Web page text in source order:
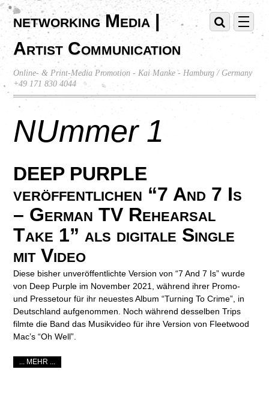
networking Media |
Artist Communication
Online- & Print-Media Promotion - Kai Manke - Hamburg / Germany
+49 171 830 4044
NUmmer 1
DEEP PURPLE
veröffentlichen “7 And 7 Is
– German TV Rehearsal
Take 1” als digitale Single
mit Video
Diese bisher unveröffentlichte Version von “7 And 7 Is” wurde
von Deep Purple im November 2021, während ihrer Promo-
und Pressetour für ihr neuestes Album “Turning To Crime”, in
Deutschland aufgenommen. Noch während desselben Trips
filmte die Band das Musikvideo für ihre Version von Fleetwood
Mac’s “Oh Well”.
... MEHR ...